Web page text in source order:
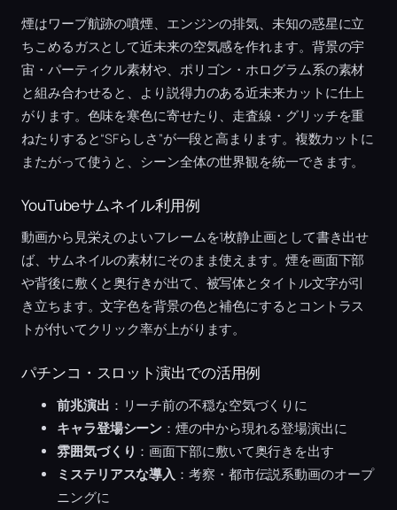
煙はワープ航跡の噴煙、エンジンの排気、未知の惑星に立
ちこめるガスとして近未来の空気感を作れます。背景の宇
宙・パーティクル素材や、ポリゴン・ホログラム系の素材
と組み合わせると、より説得力のある近未来カットに仕上
がります。色味を寒色に寄せたり、走査線・グリッチを重
ねたりすると“SFらしさ”が一段と高まります。複数カットに
またがって使うと、シーン全体の世界観を統一できます。
YouTubeサムネイル利用例
動画から見栄えのよいフレームを1枚静止画として書き出せ
ば、サムネイルの素材にそのまま使えます。煙を画面下部
や背後に敷くと奥行きが出て、被写体とタイトル文字が引
き立ちます。文字色を背景の色と補色にするとコントラス
トが付いてクリック率が上がります。
パチンコ・スロット演出での活用例
前兆演出 ：リーチ前の不穏な空気づくりに
キャラ登場シーン ：煙の中から現れる登場演出に
雰囲気づくり ：画面下部に敷いて奥行きを出す
ミステリアスな導入 ：考察・都市伝説系動画のオープ
ニングに